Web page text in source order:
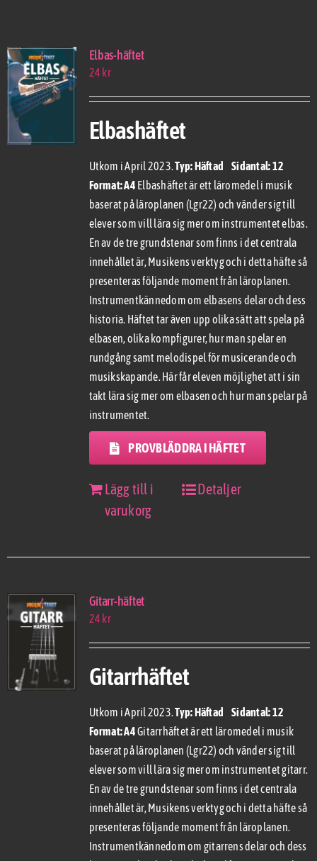
KontaktElbas-häftet
24 kr
Elbashäftet
Utkom i April 2023.Typ: Häftad Sidantal: 12
Format: A4 Elbashäftet är ett läromedel i musik
baserat på läroplanen (Lgr22) och vänder sig till
elever som vill lära sig mer om instrumentet elbas.
En av de tre grundstenar som finns i det centrala
innehållet är, Musikens verktyg och i detta häfte så
presenteras följande moment från läroplanen.
Instrumentkännedom om elbasens delar och dess
historia. Häftet tar även upp olika sätt att spela på
elbasen, olika kompfigurer, hur man spelar en
rundgång samt melodispel för musicerande och
musikskapande. Här får eleven möjlighet att i sin
takt lära sig mer om elbasen och hur man spelar på
instrumentet.
PROVBLÄDDRA I HÄFTET
Lägg till i
varukorg
Detaljer
Gitarr-häftet
24 kr
Gitarrhäftet
Utkom i April 2023.Typ: Häftad Sidantal: 12
Format: A4Gitarrhäftet är ett läromedel i musik
baserat på läroplanen (Lgr22) och vänder sig till
elever som vill lära sig mer om instrumentet gitarr.
En av de tre grundstenar som finns i det centrala
innehållet är, Musikens verktyg och i detta häfte så
presenteras följande moment från läroplanen.
Instrumentkännedom om gitarrens delar och dess